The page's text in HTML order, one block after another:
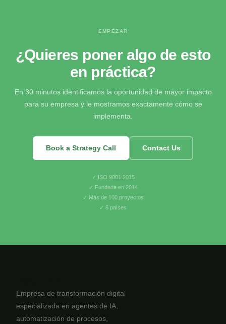
EMPEZAR
¿Quieres poner algo de esto
en práctica?
En 30 minutos identificamos la oportunidad de mayor impacto
para su empresa y le mostramos exactamente cómo se
implementa.
Book a Strategy Call Contact Us
✓ ISO 9001:2015
✓ Fundada en 2014
✓ Más de 100 proyectos
✓ 6 países
Empresa de transformación digital
especializada en agentes de IA,
automatización de procesos,